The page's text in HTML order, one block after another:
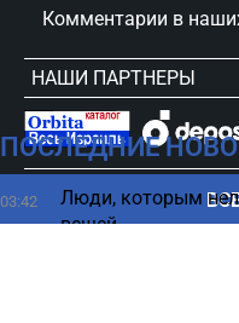
ПОСЛЕДНИЕ
03:42
Люди, которым
вещей
Комментарии в
НАШИ ПАРТНЕРЫ
сursorinfo.co.il © Все